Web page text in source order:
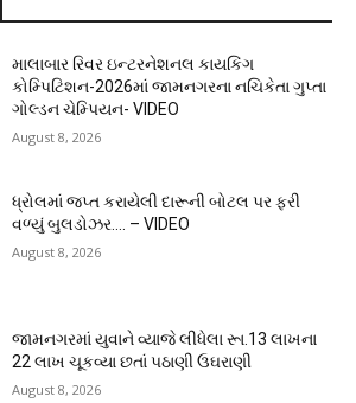
માલાબાર રિવર ઇન્ટરનેશનલ કાયકિંગ
કોમ્પિટિશન-2026માં જામનગરના નચિકેતા ગુપ્તા
ગોલ્ડન ચેમ્પિયન- VIDEO
August 8, 2026
ધ્રોલમાં જપ્ત કરાયેલી દારૂની બોટલ પર ફરી
વળ્યું બુલડોઝર…. – VIDEO
August 8, 2026
જામનગરમાં યુવાને વ્યાજે લીધેલા રૂા.13 લાખના
22 લાખ ચૂકવ્યા છતાં પઠાણી ઉઘરાણી
August 8, 2026